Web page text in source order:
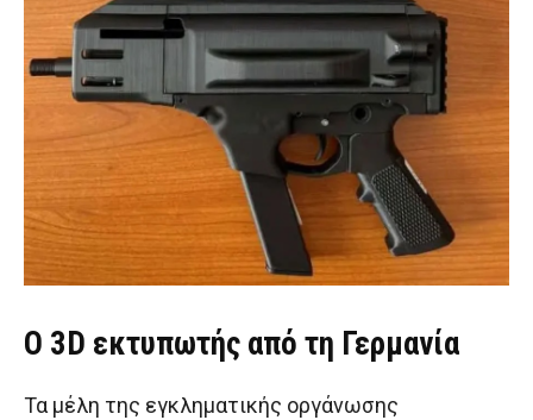
Ο 3D εκτυπωτής από τη Γερμανία
Τα μέλη της εγκληματικής οργάνωσης